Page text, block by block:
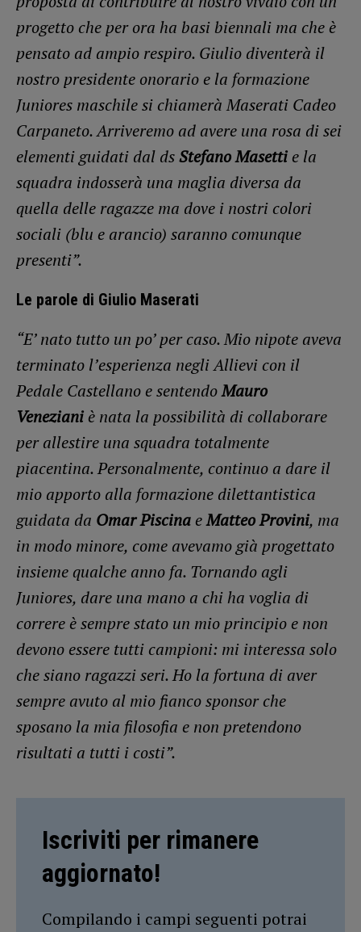
progetto che per ora ha basi biennali ma che è
pensato ad ampio respiro. Giulio diventerà il
nostro presidente onorario e la formazione
Juniores maschile si chiamerà Maserati Cadeo
Carpaneto. Arriveremo ad avere una rosa di sei
elementi guidati dal dsStefano Masetti e la
squadra indosserà una maglia diversa da
quella delle ragazze ma dove i nostri colori
sociali (blu e arancio) saranno comunque
presenti”.
Le parole di Giulio Maserati
“E’ nato tutto un po’ per caso. Mio nipote aveva
terminato l’esperienza negli Allievi con il
Pedale Castellano e sentendoMauro
Veneziani è nata la possibilità di collaborare
per allestire una squadra totalmente
piacentina. Personalmente, continuo a dare il
mio apporto alla formazione dilettantistica
guidata da Omar Piscina eMatteo Provini, ma
in modo minore, come avevamo già progettato
insieme qualche anno fa. Tornando agli
Juniores, dare una mano a chi ha voglia di
correre è sempre stato un mio principio e non
devono essere tutti campioni: mi interessa solo
che siano ragazzi seri. Ho la fortuna di aver
sempre avuto al mio fianco sponsor che
sposano la mia filosofia e non pretendono
risultati a tutti i costi”.
Iscriviti per rimanere
aggiornato!
Compilando i campi seguenti potrai